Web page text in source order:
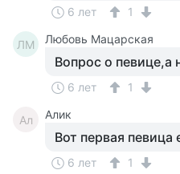
6 лет 1
ЛМ Любовь Мацарская
Вопрос о певице,а
6 лет 1
Ал Алик
Вот первая
6 лет 1